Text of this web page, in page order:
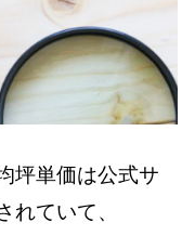
坪単価は公式サ
れていて、